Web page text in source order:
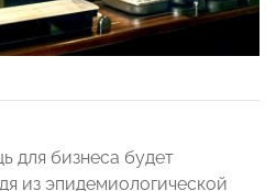
для бизнеса будет
из эпидемиологической